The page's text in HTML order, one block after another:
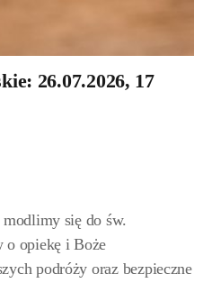
26.07.2026, 17
się do św.
o opiekę i Boże
podróży oraz bezpieczne